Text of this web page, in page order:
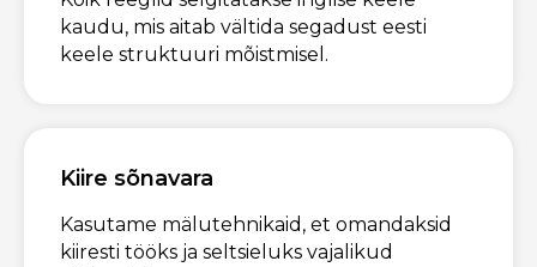
kaudu, mis aitab vältida segadust eesti
keele struktuuri mõistmisel.
Kiire sõnavara
Kasutame mälutehnikaid, et omandaksid
kiiresti tööks ja seltsieluks vajalikud